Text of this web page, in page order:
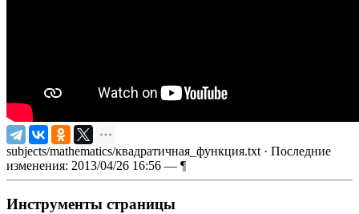
subjects/mathematics/квадратичная_функция.txt · Последние
изменения: 2013/04/26 16:56 — ¶
Инструменты страницы